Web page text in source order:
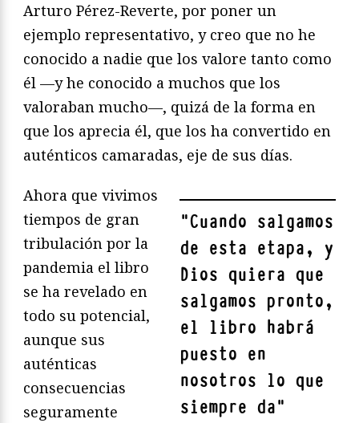
Arturo Pérez-Reverte, por poner un
ejemplo representativo, y creo que no he
conocido a nadie que los valore tanto como
él —y he conocido a muchos que los
valoraban mucho—, quizá de la forma en
que los aprecia él, que los ha convertido en
auténticos camaradas, eje de sus días.
"Cuando salgamos
de esta etapa, y
Dios quiera que
salgamos pronto,
el libro habrá
puesto en
nosotros lo que
siempre da"
Ahora que vivimos
tiempos de gran
tribulación por la
pandemia el libro
se ha revelado en
todo su potencial,
aunque sus
auténticas
consecuencias
seguramente